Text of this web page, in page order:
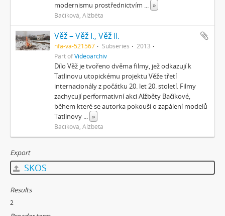
modernismu prostřednictvím ... »
Bačíková, Alžběta
Věž – Věž I., Věž II.
nfa-va-521567 Subseries
2013
Part ofVideoarchiv
Dílo Věž je tvořeno dvěma filmy, jež odkazují k
Tatlinovu utopickému projektu Věže třetí
internacionály z počátku 20. let 20. století. Filmy
zachycují performativní akci Alžběty Bačíkové,
během které se autorka pokouší o zapálení modelů
Tatlinovy ... »
Bačíková, Alžběta
Export
SKOS
Results
2